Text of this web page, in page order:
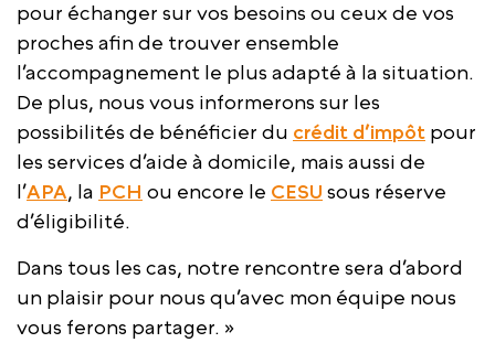
pour échanger sur vos besoins ou ceux de vos
proches afin de trouver ensemble
l’accompagnement le plus adapté à la situation.
De plus, nous vous informerons sur les
possibilités de bénéficier du crédit d’impôt pour
les services d’aide à domicile, mais aussi de
l’APA, la PCH ou encore le CESU sous réserve
d’éligibilité.
Dans tous les cas, notre rencontre sera d’abord
un plaisir pour nous qu’avec mon équipe nous
vous ferons partager. »